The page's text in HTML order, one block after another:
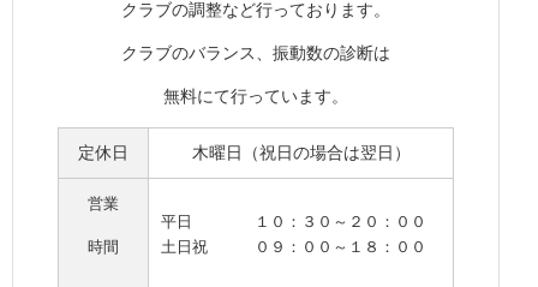
クラブの調整など行っております。
クラブのバランス、振動数の診断は
無料にて行っています。
定休日 木曜日（祝日の場合は翌日）
営業
時間
平日
１０：３０～２０：００
土日祝 ０９ ：００～１８：００